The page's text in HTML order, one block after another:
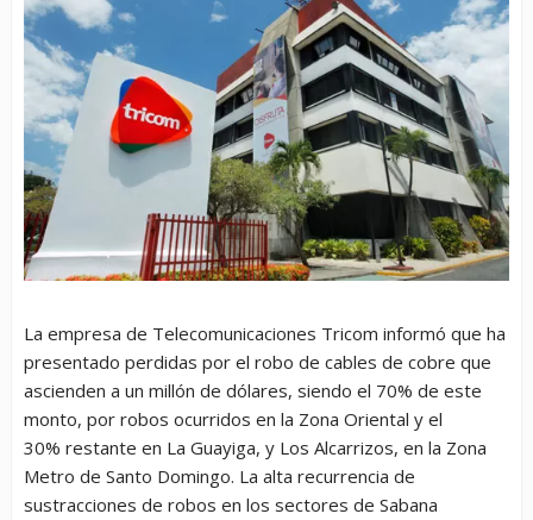
La empresa de Telecomunicaciones Tricom informó que ha
presentado perdidas por el robo de cables de cobre que
ascienden a un millón de dólares, siendo el 70% de este
monto, por robos ocurridos en la Zona Oriental y el
30% restante en La Guayiga, y Los Alcarrizos, en la Zona
Metro de Santo Domingo. La alta recurrencia de
sustracciones de robos en los sectores de Sabana